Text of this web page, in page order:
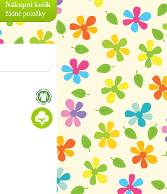
Nákupní košík
žádné položky